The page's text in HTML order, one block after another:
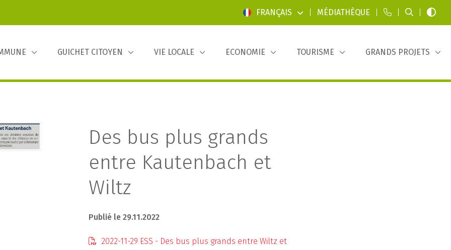
FRANÇAIS MÉDIATHÈQUE
GUICHET CITOYEN VIE LOCALE ECONOMIE TOURISME GRANDS PROJETS
Des bus plus grands
entre Kautenbach et
Wiltz
Publié le 29.11.2022
2022-11-29 ESS - Des bus plus grands entre Wiltz et